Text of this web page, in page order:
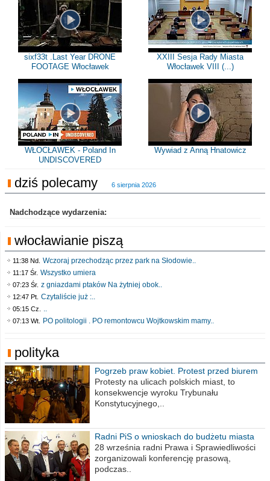
sixf33t .Last Year DRONE
FOOTAGE Włocławek
XXIII Sesja Rady Miasta
Włocławek VIII (...)
WŁOCŁAWEK - Poland In
UNDISCOVERED
Wywiad z Anną Hnatowicz
dziś polecamy 6 sierpnia 2026
Nadchodzące wydarzenia:
włocławianie piszą
11:38 Nd. Wczoraj przechodząc przez park na Słodowie..
11:17 Śr. Wszystko umiera
07:23 Śr. z gniazdami ptaków Na żytniej obok..
12:47 Pt. Czytaliście już :..
05:15 Cz. ..
07:13 Wt. PO politologii . PO remontowcu Wojtkowskim mamy..
polityka
Pogrzeb praw kobiet. Protest przed biurem
poselskim PiS
Protesty na ulicach polskich miast, to
konsekwencje wyroku Trybunału
Konstytucyjnego,..
Radni PiS o wnioskach do budżetu miasta
na 2021 rok
28 września radni Prawa i Sprawiedliwości
zorganizowali konferencję prasową,
podczas..